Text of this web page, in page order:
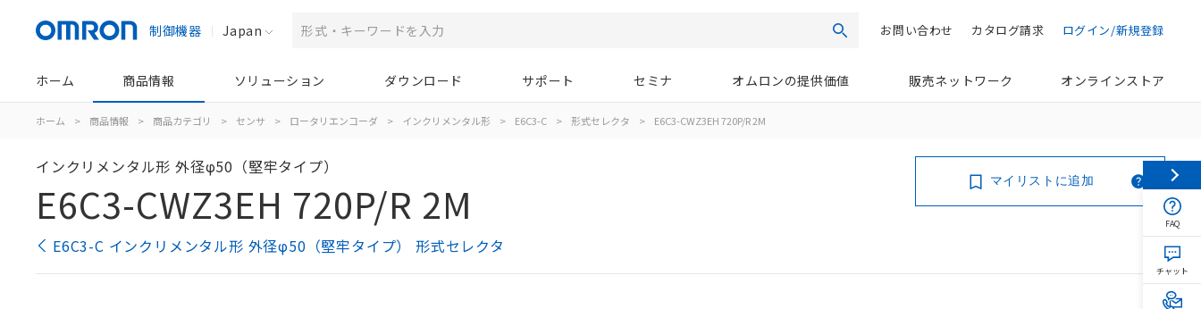
制御機器 Japan 検索 ログイン/新規登録
カタログ請求
お問い合わせ
ホーム 商品情報 ソリューション ダウンロード サポート セミナ オムロンの提供価値 販売ネットワーク オンラインストア
ホーム > 商品情報 > 商品カテゴリ > センサ > ロータリエンコーダ > インクリメンタル形 > E6C3-C > 形式セレクタ > E6C3-CWZ3EH 720P/R 2M
インクリメンタル形 外径φ50（堅牢タイプ）
E6C3-CWZ3EH 720P/R 2M
E6C3-C インクリメンタル形 外径φ50（堅牢タイプ） 形式セレクタ
マイリストに追加
FAQ
チャット